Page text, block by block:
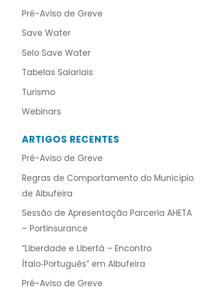
Pré-Aviso de Greve
Save Water
Selo Save Water
Tabelas Salariais
Turismo
Webinars
ARTIGOS RECENTES
Pré-Aviso de Greve
Regras de Comportamento do Município
de Albufeira
Sessão de Apresentação Parceria AHETA
– Portinsurance
“Liberdade e Libertà – Encontro
Ítalo‑Português” em Albufeira
Pré-Aviso de Greve